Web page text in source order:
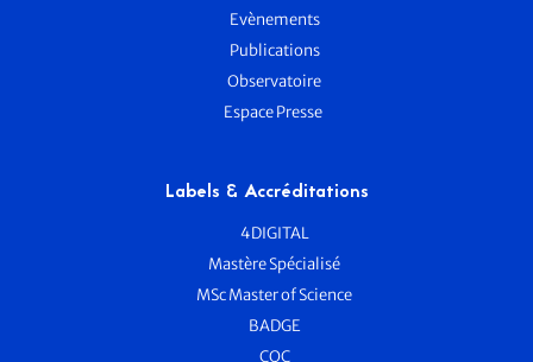
Evènements
Publications
Observatoire
Espace Presse
Labels & Accréditations
4DIGITAL
Mastère Spécialisé
MSc Master of Science
BADGE
CQC